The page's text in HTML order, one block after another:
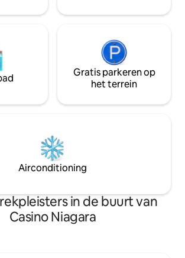
streven ernaar om je
al onze recensies zijn
in onze onlangsGratis parkeren op
het terrein
Airconditioning
in de buurt van
Casino Niagara